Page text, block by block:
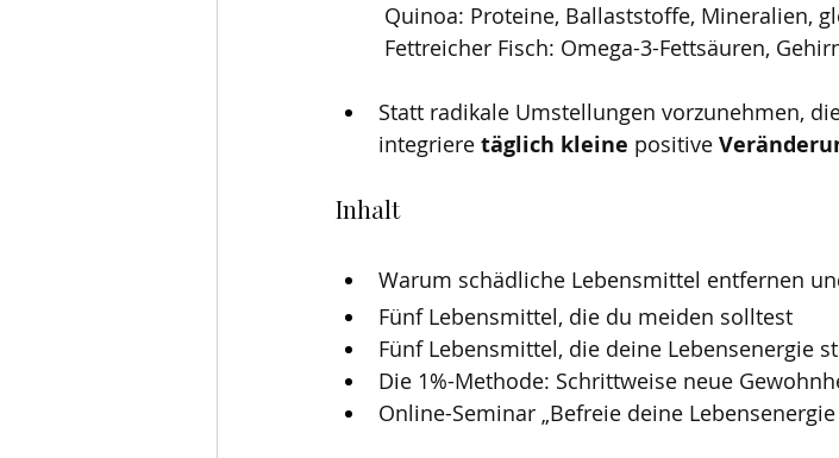
Quinoa: Proteine, Ballaststoffe, Mineralien,
Fettreicher Fisch: Omega-3-Fettsäuren,
Statt radikale Umstellungen vorzunehmen,
integriere täglich kleine positive
Inhalt
Warum schädliche Lebensmittel entfernen
Fünf Lebensmittel, die du meiden solltest
Fünf Lebensmittel, die deine Lebensenergie
Die 1%-Methode: Schrittweise neue
Online-Seminar „Befreie deine